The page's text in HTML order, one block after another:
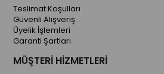
Teslimat Koşulları
Güvenli Alışveriş
Üyelik İşlemleri
Garanti Şartları
MÜŞTERİ HİZMETLERİ